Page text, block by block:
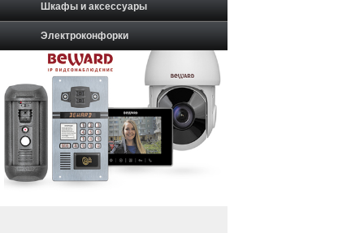
Шкафы и аксессуары
Электроконфорки